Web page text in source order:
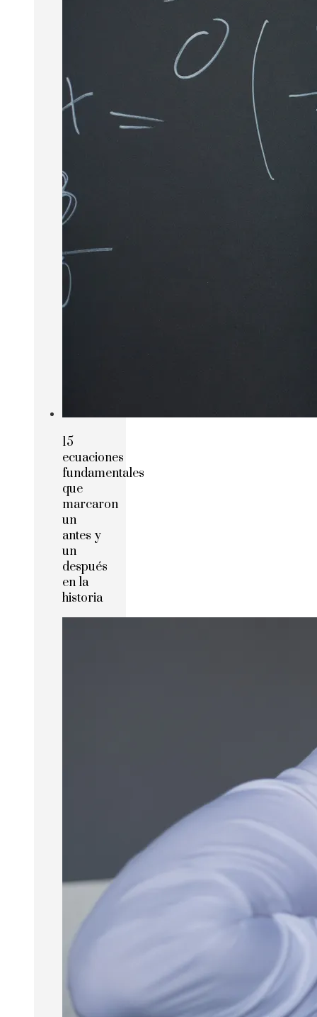
15
ecuaciones
fundamentales
que
marcaron
un
antes y
un
después
en la
historia